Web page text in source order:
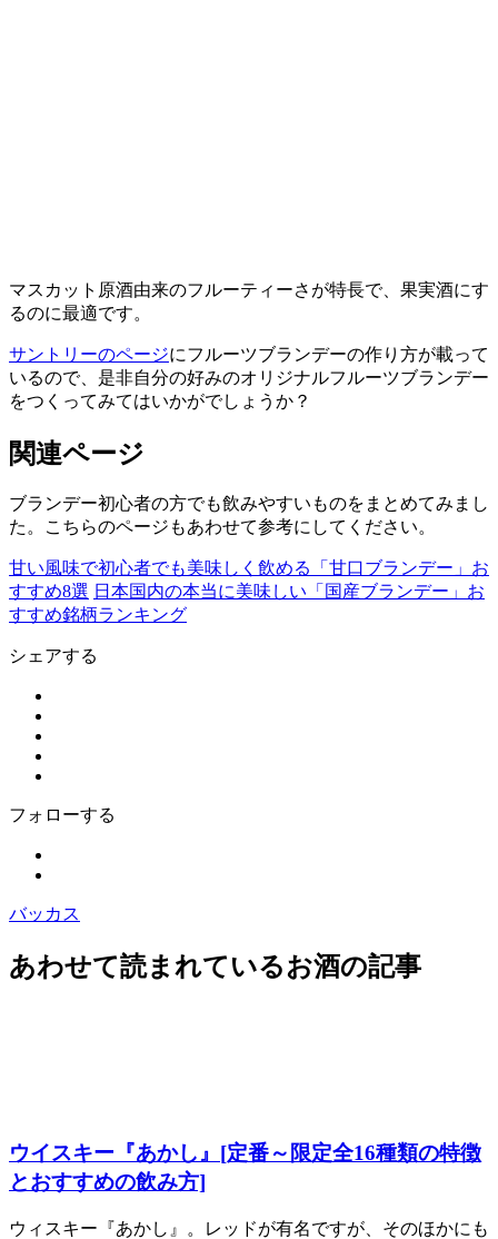
マスカット原酒由来のフルーティーさが特長で、果実酒にす
るのに最適です。
サントリーのページにフルーツブランデーの作り方が載って
いるので、是非自分の好みのオリジナルフルーツブランデー
をつくってみてはいかがでしょうか？
関連ページ
ブランデー初心者の方でも飲みやすいものをまとめてみまし
た。こちらのページもあわせて参考にしてください。
甘い風味で初心者でも美味しく飲める「甘口ブランデー」お
すすめ8選 日本国内の本当に美味しい「国産ブランデー」お
すすめ銘柄ランキング
シェアする
フォローする
バッカス
あわせて読まれているお酒の記事
ウイスキー『あかし』[定番～限定全16種類の特徴
とおすすめの飲み方]
ウィスキー『あかし』。レッドが有名ですが、そのほかにも